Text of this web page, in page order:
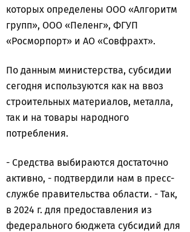
которых определены ООО «Алгоритм
групп», ООО «Пеленг», ФГУП
«Росморпорт» и АО «Совфрахт».
По данным министерства, субсидии
сегодня используются как на ввоз
строительных материалов, металла,
так и на товары народного
потребления.
- Средства выбираются достаточно
активно, - подтвердили нам в пресс-
службе правительства области. - Так,
в 2024 г. для предоставления из
федерального бюджета субсидий для